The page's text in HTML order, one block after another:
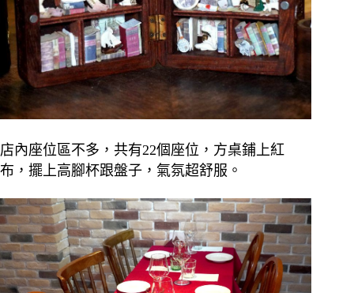
店內座位區不多，共有22個座位，方桌鋪上紅
布，擺上高腳杯跟盤子，氣氛超舒服。